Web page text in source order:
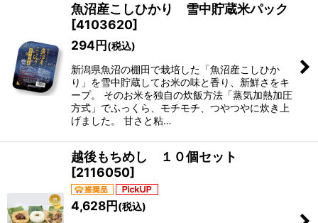
魚沼産こしひかり 雪中貯蔵米パック
[4103620]
294円(税込)
新潟県魚沼の棚田で栽培した「魚沼産こしひか
り」を雪中貯蔵してお米の味と香り、新鮮さをキ
ープ。 そのお米を独自の炊飯方法「蒸気加熱加圧
方式」でふっくら、モチモチ、つやつやに炊き上
げました。 甘さと粘…
越後もちめし １０個セット
[2116050]
4,628円(税込)